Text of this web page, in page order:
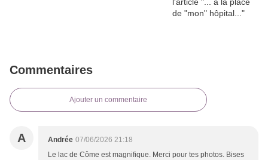
Commentaires
Ajouter un commentaire
A Andrée 07/06/2026 21:18
Le lac de Côme est magnifique. Merci pour tes photos. Bises